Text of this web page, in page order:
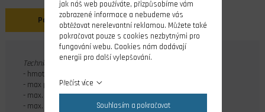
Popis
Technické parametry:
- hmotnost: 1,1 g
- max proud trvalý: 10 A
- max. proud po dobu cca 2 min: 15 A
- max. proud krátkodobý: 30 A
jak náš web používáte, přizpůsobíme vám
zobrazené informace a nebudeme vás
obtěžovat nerelevantní reklamou. Můžete také
pokračovat pouze s cookies nezbytnými pro
fungování webu. Cookies nám dodávají
energii pro další vylepšování.
Přečíst více
Souhlasím a pokračovat